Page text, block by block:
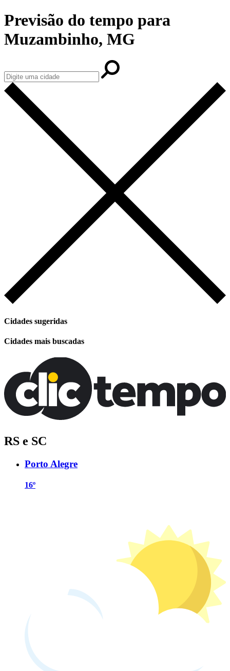
Previsão do tempo para
Muzambinho, MG
Cidades sugeridas
Cidades mais buscadas
RS e SC
Porto Alegre
16º